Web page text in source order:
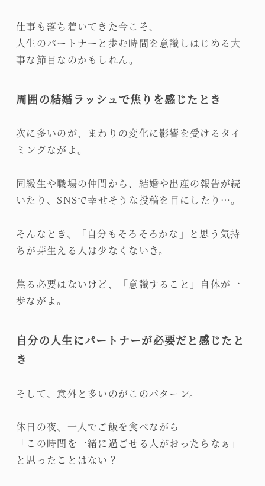
仕事も落ち着いてきた今こそ、
人生のパートナーと歩む時間を意識しはじめる大
事な節目なのかもしれん。
周囲の結婚ラッシュで焦りを感じたとき
次に多いのが、まわりの変化に影響を受けるタイ
ミングながよ。
同級生や職場の仲間から、結婚や出産の報告が続
いたり、SNSで幸せそうな投稿を目にしたり…。
そんなとき、「自分もそろそろかな」と思う気持
ちが芽生える人は少なくないき。
焦る必要はないけど、「意識すること」自体が一
歩ながよ。
自分の人生にパートナーが必要だと感じたと
き
そして、意外と多いのがこのパターン。
休日の夜、一人でご飯を食べながら
「この時間を一緒に過ごせる人がおったらなぁ」
と思ったことはない？